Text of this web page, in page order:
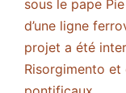
sous le pape
d’une ligne
projet a été
Risorgimento et